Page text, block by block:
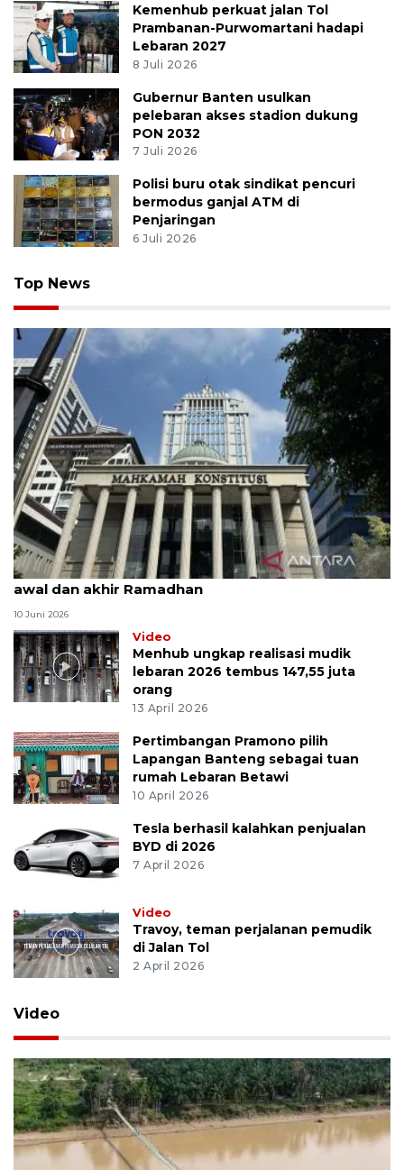
Kemenhub perkuat jalan Tol
Prambanan-Purwomartani hadapi
Lebaran 2027
8 Juli 2026
Gubernur Banten usulkan
pelebaran akses stadion dukung
PON 2032
7 Juli 2026
Polisi buru otak sindikat pencuri
bermodus ganjal ATM di
Penjaringan
6 Juli 2026
Top News
MK uji materi UU Peradilan Agama perihal isbat
awal dan akhir Ramadhan
10 Juni 2026
Video
Menhub ungkap realisasi mudik
lebaran 2026 tembus 147,55 juta
orang
13 April 2026
Pertimbangan Pramono pilih
Lapangan Banteng sebagai tuan
rumah Lebaran Betawi
10 April 2026
Tesla berhasil kalahkan penjualan
BYD di 2026
7 April 2026
Video
Travoy, teman perjalanan pemudik
di Jalan Tol
2 April 2026
Video